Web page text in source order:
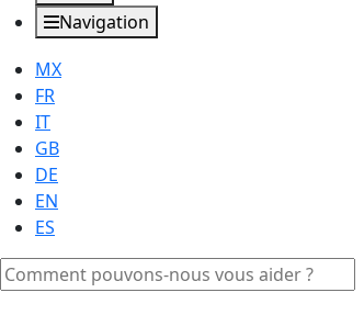
Navigation
MX
FR
IT
GB
DE
EN
ES